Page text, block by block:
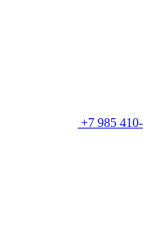
+7 985 410-